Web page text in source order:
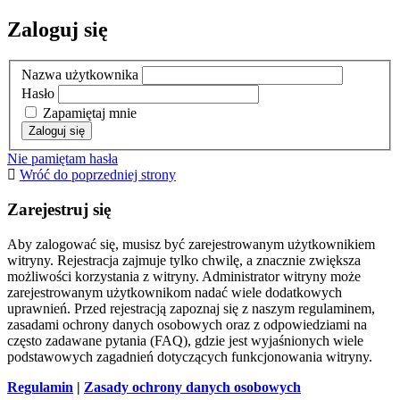
Zaloguj się
Nazwa użytkownika
Hasło
Zapamiętaj mnie
Nie pamiętam hasła
Wróć do poprzedniej strony
Zarejestruj się
Aby zalogować się, musisz być zarejestrowanym użytkownikiem
witryny. Rejestracja zajmuje tylko chwilę, a znacznie zwiększa
możliwości korzystania z witryny. Administrator witryny może
zarejestrowanym użytkownikom nadać wiele dodatkowych
uprawnień. Przed rejestracją zapoznaj się z naszym regulaminem,
zasadami ochrony danych osobowych oraz z odpowiedziami na
często zadawane pytania (FAQ), gdzie jest wyjaśnionych wiele
podstawowych zagadnień dotyczących funkcjonowania witryny.
Regulamin | Zasady ochrony danych osobowych